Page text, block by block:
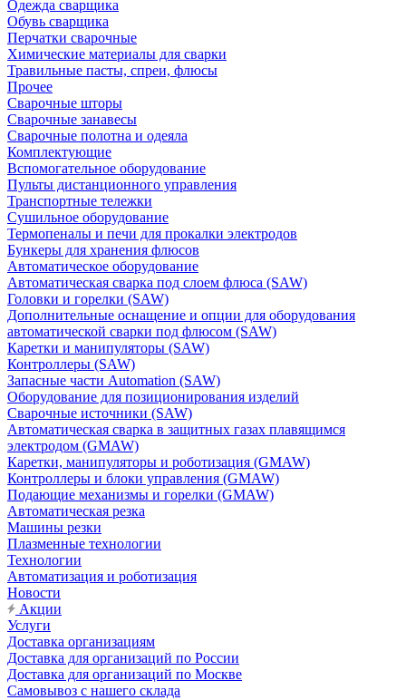
Одежда сварщика
Обувь сварщика
Перчатки сварочные
Химические материалы для сварки
Травильные пасты, спреи, флюсы
Прочее
Сварочные шторы
Сварочные занавесы
Сварочные полотна и одеяла
Комплектующие
Вспомогательное оборудование
Пульты дистанционного управления
Транспортные тележки
Сушильное оборудование
Термопеналы и печи для прокалки электродов
Бункеры для хранения флюсов
Автоматическое оборудование
Автоматическая сварка под слоем флюса (SAW)
Головки и горелки (SAW)
Дополнительные оснащение и опции для оборудования
автоматической сварки под флюсом (SAW)
Каретки и манипуляторы (SAW)
Контроллеры (SAW)
Запасные части Automation (SAW)
Оборудование для позиционирования изделий
Сварочные источники (SAW)
Автоматическая сварка в защитных газах плавящимся
электродом (GMAW)
Каретки, манипуляторы и роботизация (GMAW)
Контроллеры и блоки управления (GMAW)
Подающие механизмы и горелки (GMAW)
Автоматическая резка
Машины резки
Плазменные технологии
Технологии
Автоматизация и роботизация
Новости
Акции
Услуги
Доставка организациям
Доставка для организаций по России
Доставка для организаций по Москве
Самовывоз с нашего склада